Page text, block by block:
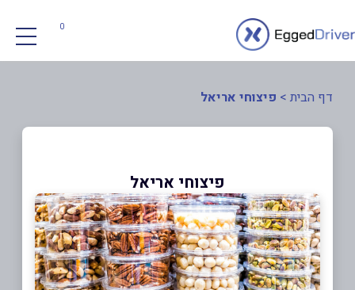
0
דף הבית > פיצוחי אריאל
פיצוחי אריאל